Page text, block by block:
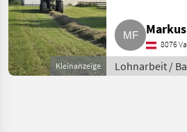
Kleinanzeige
an. Mit maximal
Multibale
die großen8076
Lohnarbeit /
pressen